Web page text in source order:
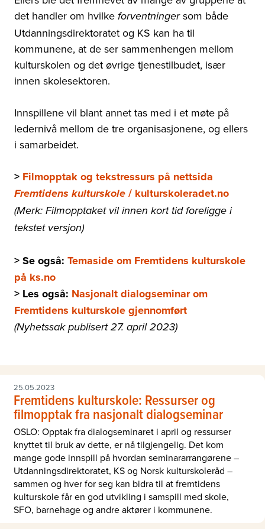
det handler om hvilke forventningersom både
Utdanningsdirektoratet og KS kan ha til
kommunene, at de ser sammenhengen mellom
kulturskolen og det øvrige tjenestilbudet, især
innen skolesektoren.
Innspillene vil blant annet tas med i et møte på
ledernivå mellom de tre organisasjonene, og ellers
i samarbeidet.
> Filmopptak og tekstressurs på nettsida
Fremtidens kulturskole / kulturskoleradet.no
(Merk: Filmopptaket vil innen kort tid foreligge i
tekstet versjon)
> Se også: Temaside om Fremtidens kulturskole
på ks.no
> Les også: Nasjonalt dialogseminar om
Fremtidens kulturskole gjennomført
(Nyhetssak publisert 27. april 2023)
25.05.2023
Fremtidens kulturskole: Ressurser og
filmopptak fra nasjonalt dialogseminar
OSLO: Opptak fra dialogseminaret i april og ressurser
knyttet til bruk av dette, er nå tilgjengelig. Det kom
mange gode innspill på hvordan seminararrangørene –
Utdanningsdirektoratet, KS og Norsk kulturskoleråd –
sammen og hver for seg kan bidra til at fremtidens
kulturskole får en god utvikling i samspill med skole,
SFO, barnehage og andre aktører i kommunene.